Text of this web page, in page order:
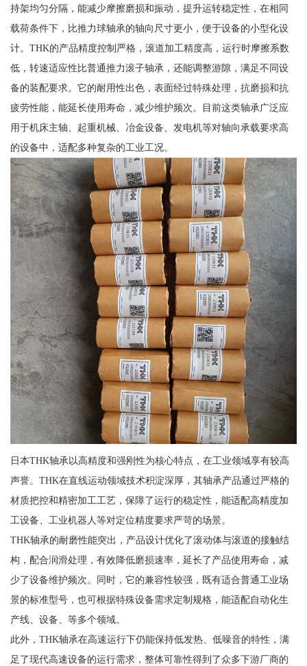
持架均匀分隔，能减少摩擦磨损和振动，提升运转稳定性，在相同
载荷条件下，比推力球轴承的轴向尺寸更小，便于设备的小型化设
计。THK的产品精度控制严格，滚道加工精度高，运行时摩擦系数
低，转速适应性比普通推力滚子轴承，还能调整游隙，满足不同设
备的装配要求。它的耐用性出色，表面经过特殊处理，抗磨损和抗
疲劳性能，能延长使用寿命，减少维护频次。目前这类轴承广泛应
用于机床主轴、起重机械、冶金设备、发电机等对轴向承载要求高
的设备中，适配多种复杂的工业工况。
日本THK轴承以高精度和强刚性为核心特点，在工业领域享有较高
声誉。THK在直线运动领域技术积淀深厚，其轴承产品通过严格的
材质把控和精密加工工艺，保障了运行的稳定性，能适配高精度加
工设备、工业机器人等对定位精度要求严苛的场景。
THK轴承的耐磨性能突出，产品设计优化了滚动体与滚道的接触结
构，配合润滑处理，有效降低磨损速率，延长了产品使用寿命，减
少了设备维护频次。同时，它的兼容性较强，既有适合普通工业场
景的标准型号，也可根据特殊设备需求定制规格，能适配自动化生
产线、设备、等多个领域。
此外，THK轴承在高速运行下仍能保持低发热、低噪音的特性，满
足了现代高速设备的运行需求，整体可靠性得到了众多下游厂商的